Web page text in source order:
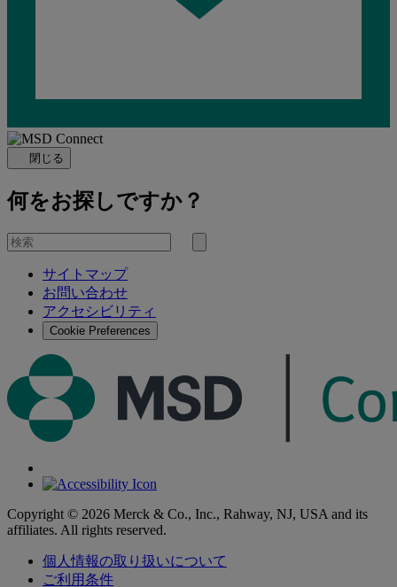
Loading…
閉じる
何をお探しですか？
を
検
サイトマップ
お問い合わせ
アクセシビリティ
Cookie Preferences
Copyright © 2026 Merck & Co., Inc., Rahway, NJ, USA and its
affiliates. All rights reserved.
個人情報の取り扱いについて
ご利用条件